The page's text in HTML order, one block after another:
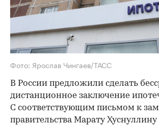
Фото: Ярослав Чингаев/ТАСС
В России предложили сделать
дистанционное заключение
С соответствующим письмом к
правительства Марату Хуснуллину